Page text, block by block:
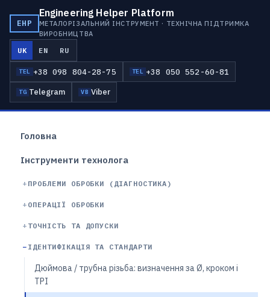
EHP
Engineering Helper Platform
МЕТАЛОРІЗАЛЬНИЙ ІНСТРУМЕНТ · ТЕХНІЧНА ПІДТРИМКА
ВИРОБНИЦТВА
UK EN RU
TEL +38 098 804-28-75 TEL +38 050 552-60-81
TG Telegram VB Viber
Головна
Інструменти технолога
ПРОБЛЕМИ ОБРОБКИ (ДІАГНОСТИКА)
ОПЕРАЦІЇ ОБРОБКИ
ТОЧНІСТЬ ТА ДОПУСКИ
ІДЕНТИФІКАЦІЯ ТА СТАНДАРТИ
Дюймова / трубна різьба: визначення за Ø, кроком і
TPI